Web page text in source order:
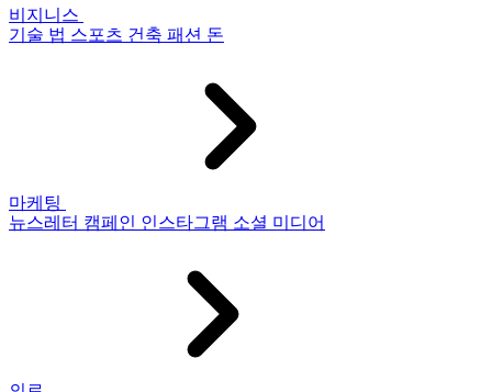
비지니스
기술 법 스포츠 건축 패션 돈
마케팅
뉴스레터 캠페인 인스타그램 소셜 미디어